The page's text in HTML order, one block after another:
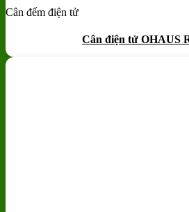
Add to wishlist
Cân đếm điện tử
Cân điện tử OHAUS